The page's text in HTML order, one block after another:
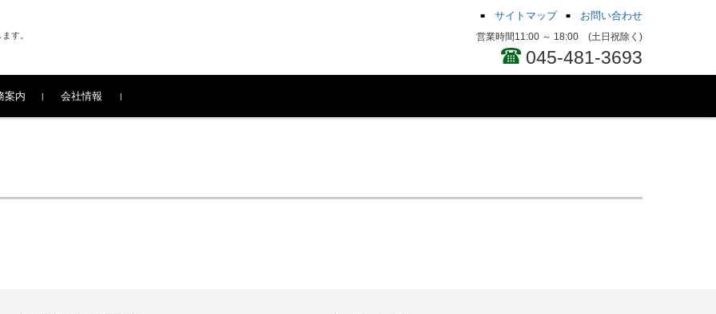
す。
サイトマップ お問い合わせ
営業時間11:00 ～ 18:00 (土日祝除く)
045-481-3693
案内 会社情報